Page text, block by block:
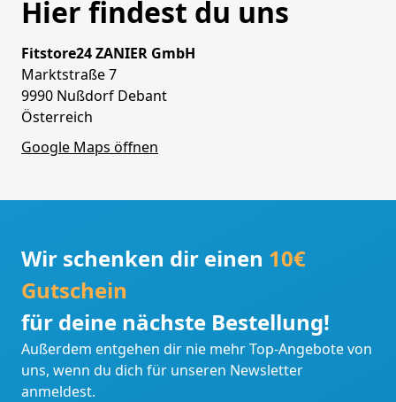
Hier findest du uns
Fitstore24 ZANIER GmbH
Marktstraße 7
9990 Nußdorf Debant
Österreich
Google Maps öffnen
Wir schenken dir einen 10€
Gutschein
für deine nächste Bestellung!
Außerdem entgehen dir nie mehr Top-Angebote von
uns, wenn du dich für unseren Newsletter
anmeldest.